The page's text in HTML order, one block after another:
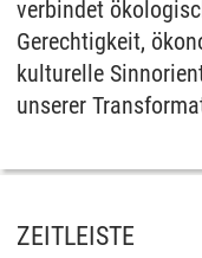
verbindet
Gerechtigkeit,
kulturelle
unserer
ZEITLEISTE